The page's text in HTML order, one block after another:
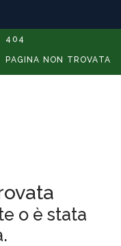
404
PAGINA NON TROVATA
o è stata